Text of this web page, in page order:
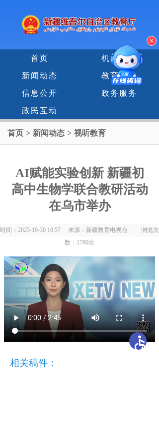
首页 机构设置
新闻动态 教育专题
信息公开 政务服务
政民互动
首页 > 新闻动态 > 视听教育
AI赋能实验创新 新疆初
高中生物学联合教研活动
在乌市举办
时间：2025-10-30 10:57 来源：新疆教育电视台 浏览次
数： 1780次
相关稿件：
×